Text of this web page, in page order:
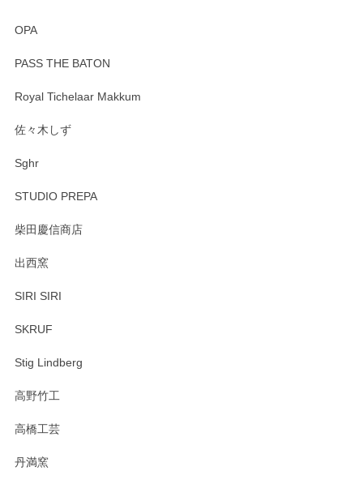
OPA
PASS THE BATON
Royal Tichelaar Makkum
佐々木しず
Sghr
STUDIO PREPA
柴田慶信商店
出西窯
SIRI SIRI
SKRUF
Stig Lindberg
高野竹工
高橋工芸
丹満窯